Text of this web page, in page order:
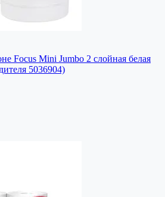
Focus Mini Jumbo 2 слойная белая
5036904)